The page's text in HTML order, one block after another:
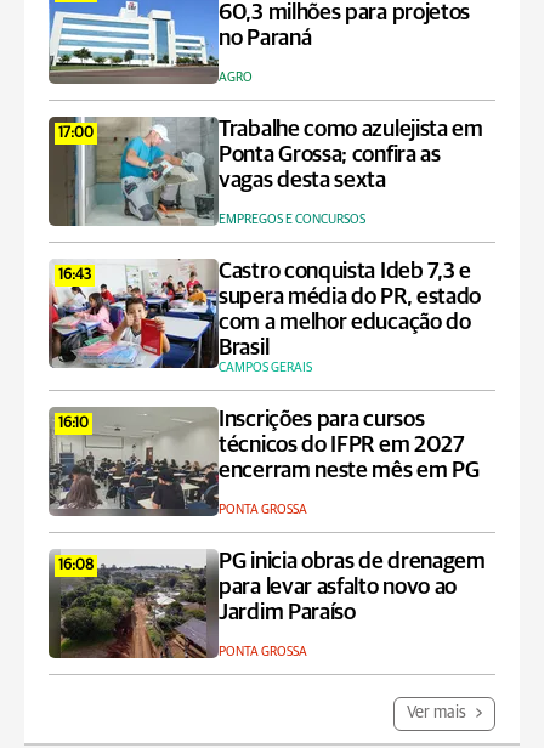
60,3 milhões para projetos
no Paraná
AGRO
17:00
Trabalhe como azulejista em
Ponta Grossa; confira as
vagas desta sexta
EMPREGOS E CONCURSOS
16:43
Castro conquista Ideb 7,3 e
supera média do PR, estado
com a melhor educação do
Brasil
CAMPOS GERAIS
16:10
Inscrições para cursos
técnicos do IFPR em 2027
encerram neste mês em PG
PONTA GROSSA
16:08
PG inicia obras de drenagem
para levar asfalto novo ao
Jardim Paraíso
PONTA GROSSA
Ver mais